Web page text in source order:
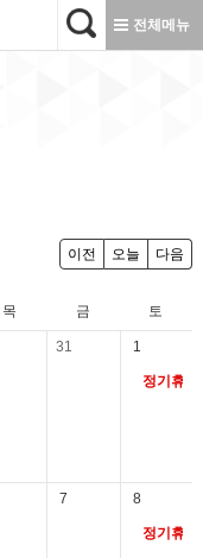
전체메뉴
이전 오늘 다음
목 금 토
31 1
정기휴관
7 8
정기휴관